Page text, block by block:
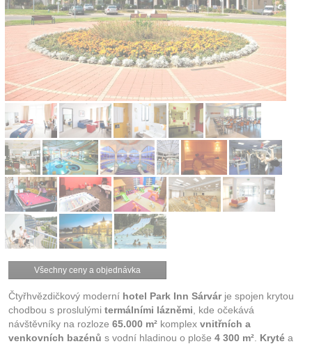
Všechny ceny a objednávka
Čtyřhvězdičkový moderní hotel Park Inn Sárvárje spojen krytou
chodbou s proslulými termálními lázněmi , kde očekává
návštěvníky na rozloze 65.000 m² komplex vnitřních a
venkovních bazénů s vodní hladinou o ploše 4 300 m² Kryté a